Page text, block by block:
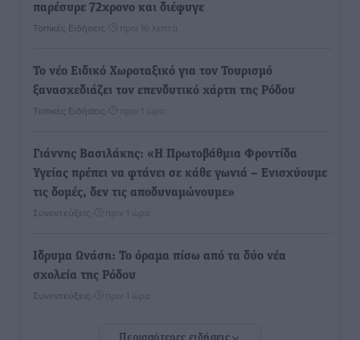
παρέσυρε 72χρονο και διέφυγε
Τοπικές Ειδήσεις πριν 16 λεπτά
Το νέο Ειδικό Χωροταξικό για τον Τουρισμό
ξανασχεδιάζει τον επενδυτικό χάρτη της Ρόδου
Τοπικές Ειδήσεις πριν 1 ώρα
Γιάννης Βασιλάκης: «Η Πρωτοβάθμια Φροντίδα
Υγείας πρέπει να φτάνει σε κάθε γωνιά – Ενισχύουμε
τις δομές, δεν τις αποδυναμώνουμε»
Συνεντεύξεις πριν 1 ώρα
Ιδρυμα Ωνάση: Το όραμα πίσω από τα δύο νέα
σχολεία της Ρόδου
Συνεντεύξεις πριν 1 ώρα